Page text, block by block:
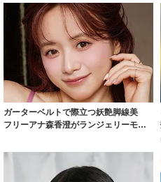
ガーターベルトで際立つ妖艶脚線美
フリーアナ森香澄がランジェリーモデ